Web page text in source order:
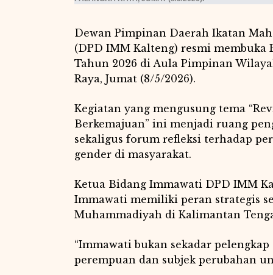
Dewan Pimpinan Daerah Ikatan
(DPD IMM Kalteng) resmi membuka
Tahun 2026 di Aula Pimpinan
Raya, Jumat (8/5/2026).
Kegiatan yang mengusung tema
Berkemajuan” ini menjadi ruang
sekaligus forum refleksi terhadap
gender di masyarakat.
Ketua Bidang Immawati DPD IMM
Immawati memiliki peran strategis
Muhammadiyah di Kalimantan
“Immawati bukan sekadar
perempuan dan subjek perubahan